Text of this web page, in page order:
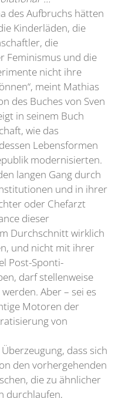
des Aufbruchs hätten
Kinderläden, die
die
Feminismus und die
nicht ihre
meint Mathias
des Buches von Sven
in seinem Buch
wie das
Lebensformen
modernisierten.
langen Gang durch
und in ihrer
oder Chefarzt
dieser
Durchschnitt wirklich
und nicht mit ihrer
Post-Sponti-
darf stellenweise
Aber – sei es
Motoren der
von
dass sich
den vorhergehenden
die zu ähnlicher
durchlaufen,